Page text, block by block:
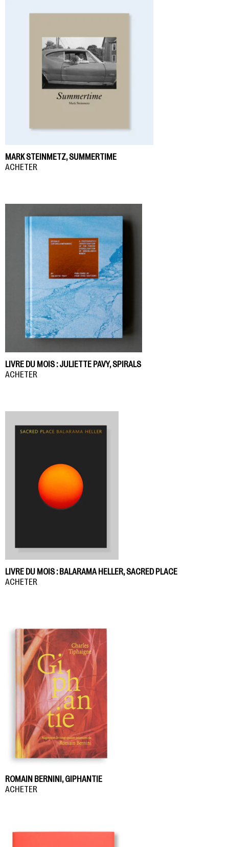
MARK STEINMETZ, SUMMERTIME
ACHETER
LIVRE DU MOIS : JULIETTE PAVY, SPIRALS
ACHETER
LIVRE DU MOIS : BALARAMA HELLER, SACRED PLACE
ACHETER
ROMAIN BERNINI, GIPHANTIE
ACHETER